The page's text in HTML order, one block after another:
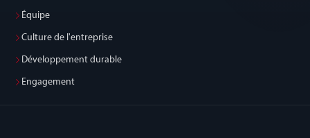
Équipe
Culture de l'entreprise
Développement durable
Engagement